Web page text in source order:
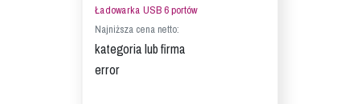
Ładowarka USB 6 portów
Najniższa cena netto:
kategoria lub firma
error